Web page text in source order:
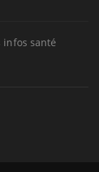
infos santé